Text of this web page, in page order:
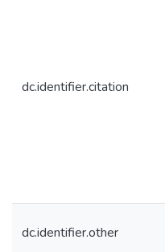
dc.identifier.citation
dc.identifier.other